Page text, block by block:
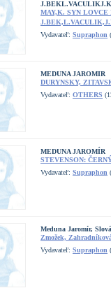
MAY,K. SYN
Vydavateľ: Supraphon
MEDUNA JAROMIR
DURYNSKY,
Vydavateľ: OTHERS
MEDUNA JAROMÍR
STEVENSON:
Vydavateľ: Supraphon
Meduna Jaromír,
Zmožek,
Vydavateľ: Supraphon